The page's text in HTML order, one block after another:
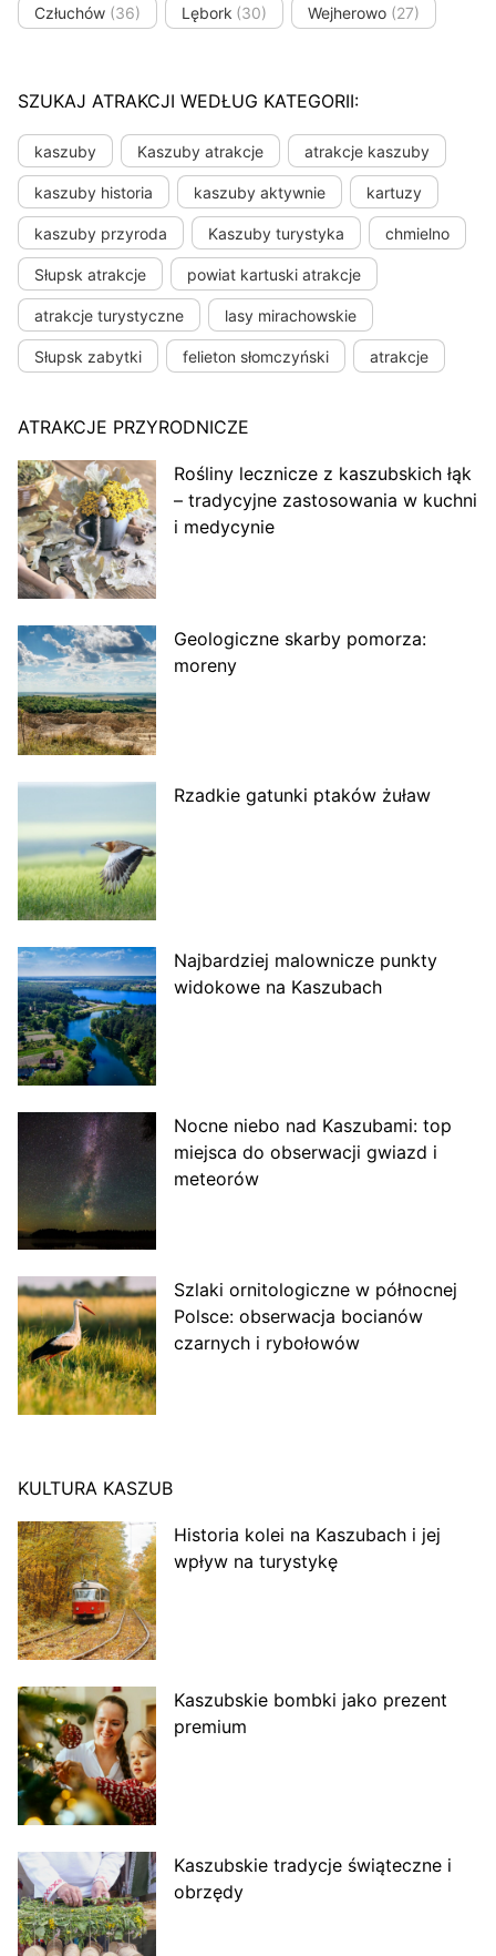
Człuchów (36) Lębork (30) Wejherowo (27)
SZUKAJ ATRAKCJI WEDŁUG KATEGORII:
kaszuby Kaszuby atrakcje atrakcje kaszuby
kaszuby historia kaszuby aktywnie kartuzy
kaszuby przyroda Kaszuby turystyka chmielno
Słupsk atrakcje powiat kartuski atrakcje
atrakcje turystyczne lasy mirachowskie
Słupsk zabytki felieton słomczyński atrakcje
ATRAKCJE PRZYRODNICZE
Rośliny lecznicze z kaszubskich łąk
– tradycyjne zastosowania w kuchni
i medycynie
Geologiczne skarby pomorza:
moreny
Rzadkie gatunki ptaków żuław
Najbardziej malownicze punkty
widokowe na Kaszubach
Nocne niebo nad Kaszubami: top
miejsca do obserwacji gwiazd i
meteorów
Szlaki ornitologiczne w północnej
Polsce: obserwacja bocianów
czarnych i rybołowów
KULTURA KASZUB
Historia kolei na Kaszubach i jej
wpływ na turystykę
Kaszubskie bombki jako prezent
premium
Kaszubskie tradycje świąteczne i
obrzędy